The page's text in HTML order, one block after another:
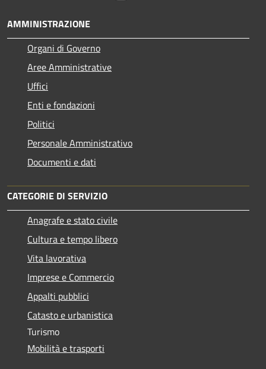
AMMINISTRAZIONE
Organi di Governo
Aree Amministrative
Uffici
Enti e fondazioni
Politici
Personale Amministrativo
Documenti e dati
CATEGORIE DI SERVIZIO
Anagrafe e stato civile
Cultura e tempo libero
Vita lavorativa
Imprese e Commercio
Appalti pubblici
Catasto e urbanistica
Turismo
Mobilità e trasporti